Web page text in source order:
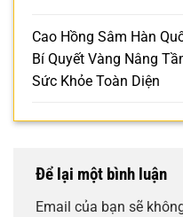
Cao Hồng Sâm Hàn
Bí Quyết Vàng Nâng
Sức Khỏe Toàn Diện
Để lại một bình luận
Email của bạn sẽ